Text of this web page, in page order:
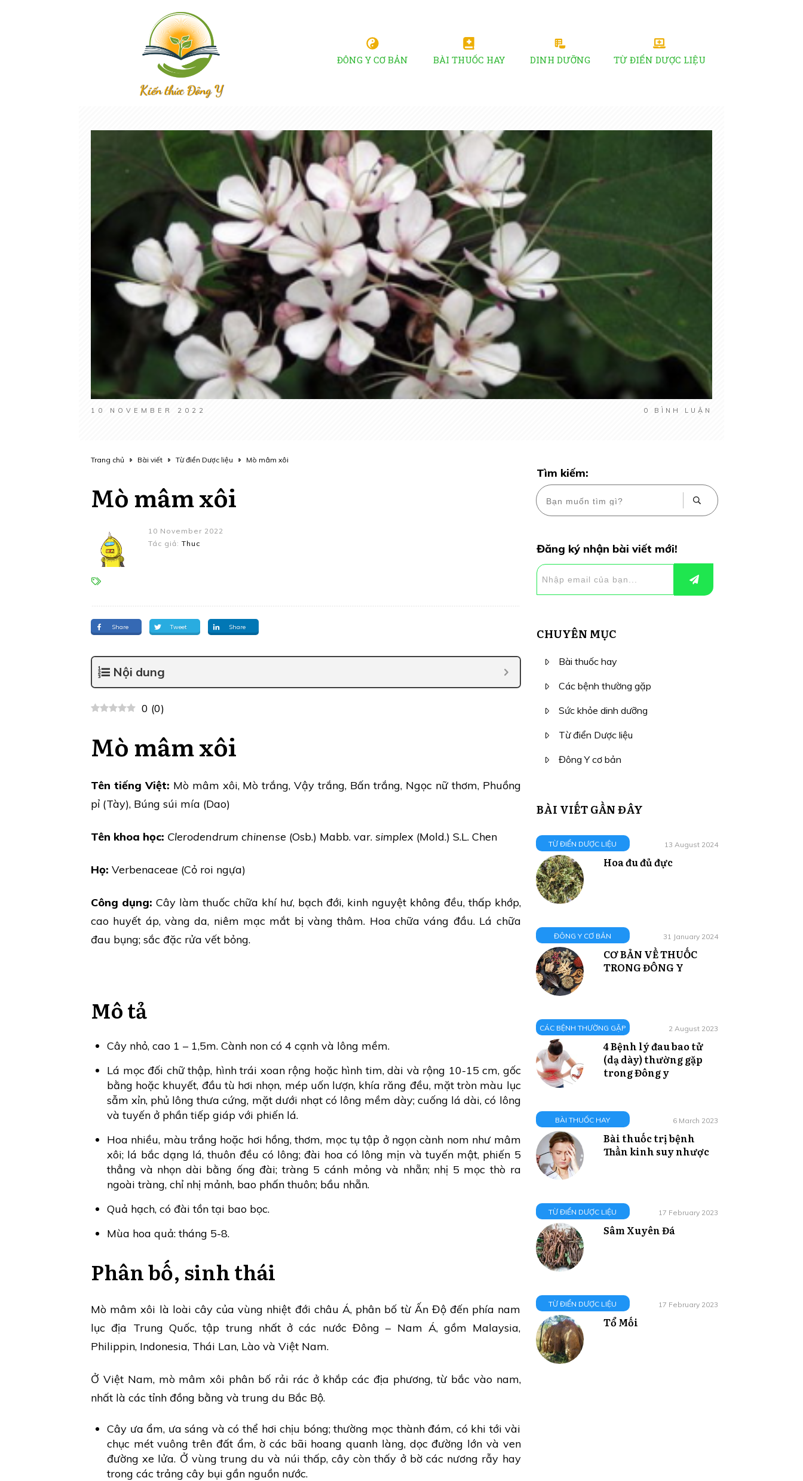
Kiến thức Đông Y
ĐÔNG Y CƠ BẢN BÀI THUỐC HAY DINH DƯỠNG TỪ ĐIỂN DƯỢC LIỆU
10 NOVEMBER 2022 0 BÌNH LUẬN
Trang chủ Bài viết Từ điển Dược liệu Mò mâm xôi
Mò mâm xôi
10 November 2022
Tác giả: Thuc
Share Tweet Share
Nội dung
0 (0)
Mò mâm xôi
Tên tiếng Việt: Mò mâm xôi, Mò trắng, Vậy trắng, Bấn trắng, Ngọc nữ thơm, Phuồng
pỉ (Tày), Búng súi mía (Dao)
Tên khoa học: Clerodendrum chinense (Osb.) Mabb. var. simplex (Mold.) S.L. Chen
Họ: Verbenaceae (Cỏ roi ngựa)
Công dụng: Cây làm thuốc chữa khí hư, bạch đới, kinh nguyệt không đều, thấp khớp,
cao huyết áp, vàng da, niêm mạc mắt bị vàng thâm. Hoa chữa váng đầu. Lá chữa
đau bụng; sắc đặc rửa vết bỏng.
Mô tả
Cây nhỏ, cao 1 – 1,5m. Cành non có 4 cạnh và lông mềm.
Lá mọc đối chữ thập, hình trái xoan rộng hoặc hình tim, dài và rộng 10-15 cm, gốc
bằng hoặc khuyết, đầu tù hơi nhọn, mép uốn lượn, khía răng đều, mặt tròn màu lục
sẫm xỉn, phủ lông thưa cứng, mặt dưới nhạt có lông mềm dày; cuống lá dài, có lông
và tuyến ở phần tiếp giáp với phiến lá.
Hoa nhiều, màu trắng hoặc hơi hồng, thơm, mọc tụ tập ở ngọn cành nom như mâm
xôi; lá bắc dạng lá, thuôn đều có lông; đài hoa có lông mịn và tuyến mật, phiến 5
thẳng và nhọn dài bằng ống đài; tràng 5 cánh mỏng và nhẵn; nhị 5 mọc thò ra
ngoài tràng, chỉ nhị mảnh, bao phấn thuôn; bầu nhẵn.
Quả hạch, có đài tồn tại bao bọc.
Mùa hoa quả: tháng 5-8.
Phân bố, sinh thái
Mò mâm xôi là loài cây của vùng nhiệt đới châu Á, phân bố từ Ấn Độ đến phía nam
lục địa Trung Quốc, tập trung nhất ở các nước Đông – Nam Á, gồm Malaysia,
Philippin, Indonesia, Thái Lan, Lào và Việt Nam.
Ở Việt Nam, mò mâm xôi phân bố rải rác ở khắp các địa phương, từ bắc vào nam,
nhất là các tỉnh đồng bằng và trung du Bắc Bộ.
Cây ưa ẩm, ưa sáng và có thể hơi chịu bóng; thường mọc thành đám, có khi tới vài
chục mét vuông trên đất ẩm, ờ các bãi hoang quanh làng, dọc đường lớn và ven
đường xe lửa. Ở vùng trung du và núi thấp, cây còn thấy ở bờ các nương rẫy hay
trong các trảng cây bụi gần nguồn nước.
Tìm kiếm:
Đăng ký nhận bài viết mới!
CHUYÊN MỤC
Bài thuốc hay
Các bệnh thường gặp
Sức khỏe dinh dưỡng
Từ điển Dược liệu
Đông Y cơ bản
BÀI VIẾT GẦN ĐÂY
TỪ ĐIỂN DƯỢC LIỆU 13 August 2024
Hoa đu đủ đực
ĐÔNG Y CƠ BẢN 31 January 2024
CƠ BẢN VỀ THUỐC
TRONG ĐÔNG Y
CÁC BỆNH THƯỜNG GẶP 2 August 2023
4 Bệnh lý đau bao tử
(dạ dày) thường gặp
trong Đông y
BÀI THUỐC HAY 6 March 2023
Bài thuốc trị bệnh
Thần kinh suy nhược
TỪ ĐIỂN DƯỢC LIỆU 17 February 2023
Sâm Xuyên Đá
TỪ ĐIỂN DƯỢC LIỆU 17 February 2023
Tổ Mối